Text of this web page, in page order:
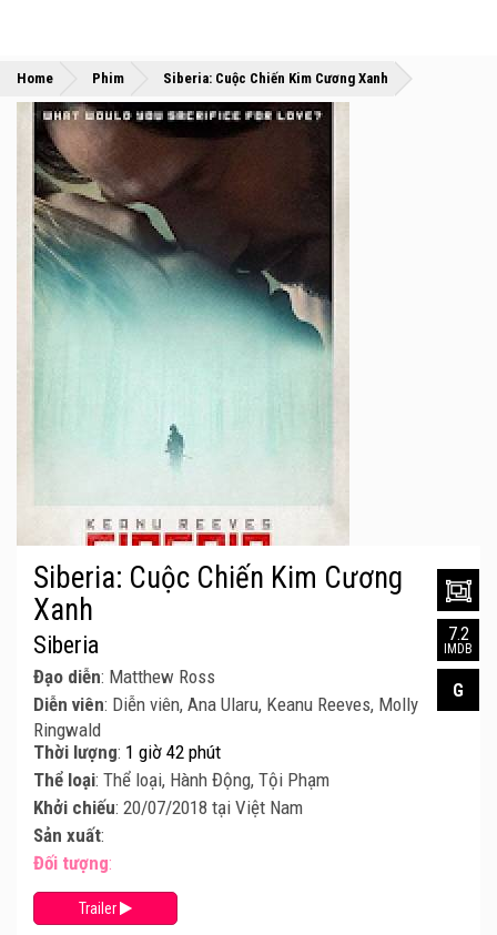
Home »
Phim »
Siberia: Cuộc Chiến Kim Cương Xanh
Siberia: Cuộc Chiến Kim Cương
Xanh
Siberia
Đạo diễn: Matthew Ross
Diễn viên: Diễn viên, Ana Ularu, Keanu Reeves, Molly
Ringwald
Thời lượng: 1 giờ 42 phút
Thể loại: Thể loại, Hành Động, Tội Phạm
Khởi chiếu: 20/07/2018 tại Việt Nam
Sản xuất:
Đối tượng:
Trailer
7.2
IMDB
G